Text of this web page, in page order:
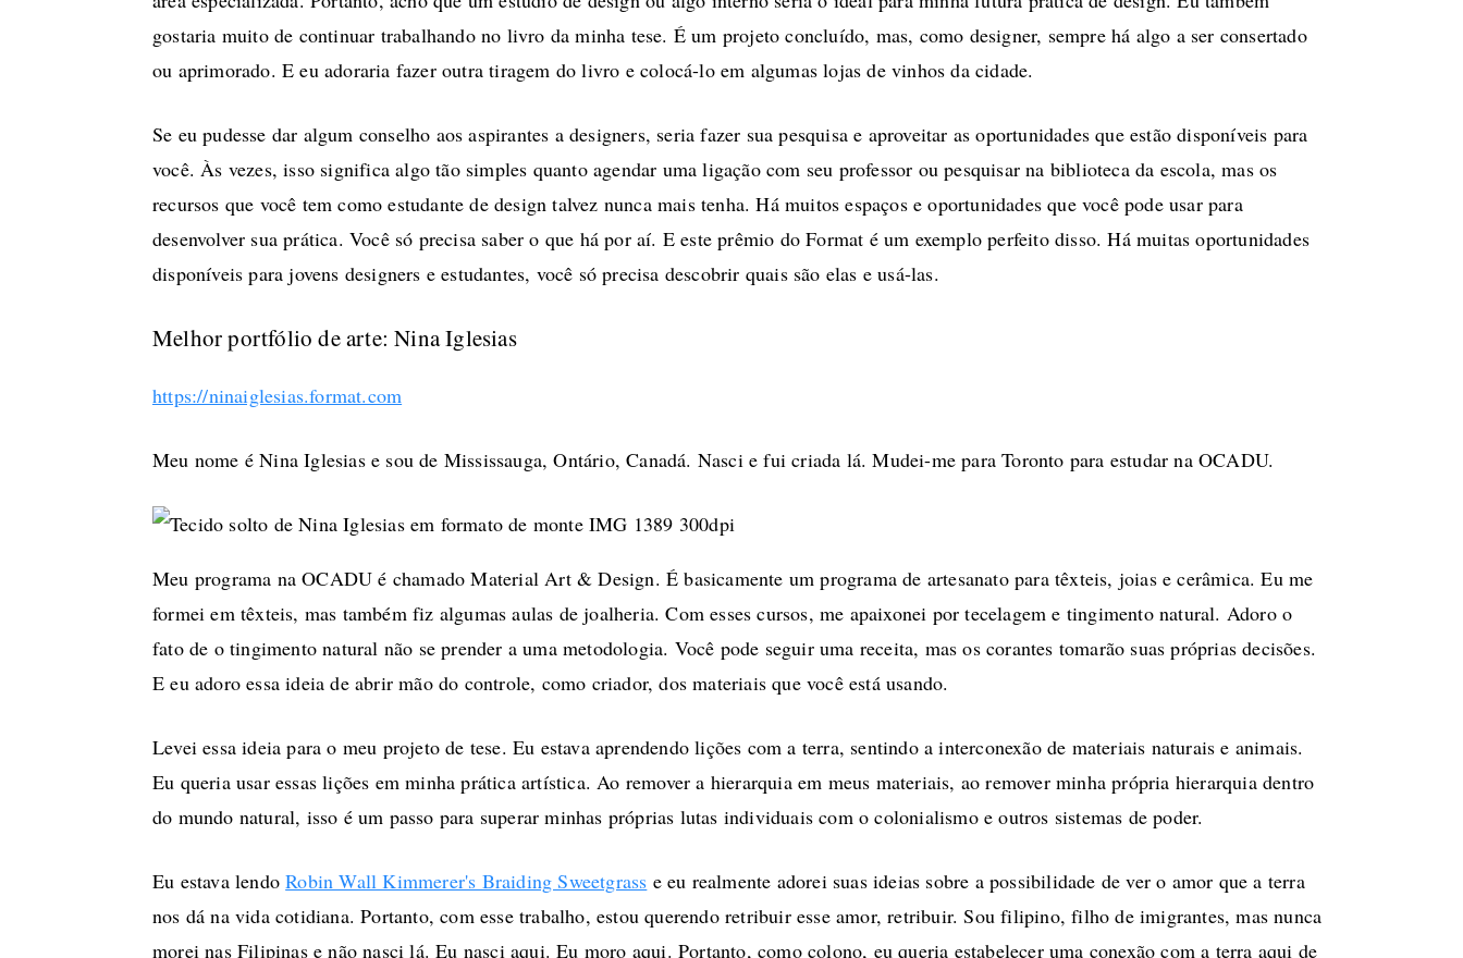
gostaria muito de continuar trabalhando no livro da minha tese. É um projeto concluído, mas, como designer, sempre há algo a ser consertado
ou aprimorado. E eu adoraria fazer outra tiragem do livro e colocá-lo em algumas lojas de vinhos da cidade.
Se eu pudesse dar algum conselho aos aspirantes a designers, seria fazer sua pesquisa e aproveitar as oportunidades que estão disponíveis para
você. Às vezes, isso significa algo tão simples quanto agendar uma ligação com seu professor ou pesquisar na biblioteca da escola, mas os
recursos que você tem como estudante de design talvez nunca mais tenha. Há muitos espaços e oportunidades que você pode usar para
desenvolver sua prática. Você só precisa saber o que há por aí. E este prêmio do Format é um exemplo perfeito disso. Há muitas oportunidades
disponíveis para jovens designers e estudantes, você só precisa descobrir quais são elas e usá-las.
Melhor portfólio de arte: Nina Iglesias
https://ninaiglesias.format.com
Meu nome é Nina Iglesias e sou de Mississauga, Ontário, Canadá. Nasci e fui criada lá. Mudei-me para Toronto para estudar na OCADU.
Meu programa na OCADU é chamado Material Art & Design. É basicamente um programa de artesanato para têxteis, joias e cerâmica. Eu me
formei em têxteis, mas também fiz algumas aulas de joalheria. Com esses cursos, me apaixonei por tecelagem e tingimento natural. Adoro o
fato de o tingimento natural não se prender a uma metodologia. Você pode seguir uma receita, mas os corantes tomarão suas próprias decisões.
E eu adoro essa ideia de abrir mão do controle, como criador, dos materiais que você está usando.
Levei essa ideia para o meu projeto de tese. Eu estava aprendendo lições com a terra, sentindo a interconexão de materiais naturais e animais.
Eu queria usar essas lições em minha prática artística. Ao remover a hierarquia em meus materiais, ao remover minha própria hierarquia dentro
do mundo natural, isso é um passo para superar minhas próprias lutas individuais com o colonialismo e outros sistemas de poder.
Eu estava lendoRobin Wall Kimmerer's Braiding Sweetgrass e eu realmente adorei suas ideias sobre a possibilidade de ver o amor que a terra
nos dá na vida cotidiana. Portanto, com esse trabalho, estou querendo retribuir esse amor, retribuir. Sou filipino, filho de imigrantes, mas nunca
morei nas Filipinas e não nasci lá. Eu nasci aqui. Eu moro aqui. Portanto, como colono, eu queria estabelecer uma conexão com a terra aqui de